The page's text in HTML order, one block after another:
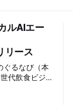
ルAIエー
リース
ぐるなび（本
代飲食ビジ
て、新たな